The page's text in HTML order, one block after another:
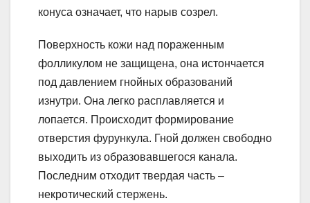
конуса означает, что нарыв созрел.
Поверхность кожи над пораженным
фолликулом не защищена, она истончается
под давлением гнойных образований
изнутри. Она легко расплавляется и
лопается. Происходит формирование
отверстия фурункула. Гной должен свободно
выходить из образовавшегося канала.
Последним отходит твердая часть –
некротический стержень.